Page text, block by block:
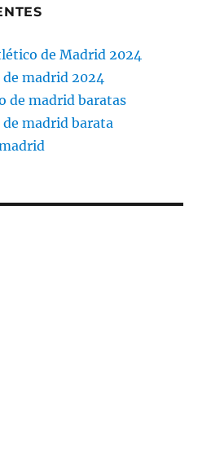
de Madrid 2024
madrid 2024
de madrid baratas
madrid barata